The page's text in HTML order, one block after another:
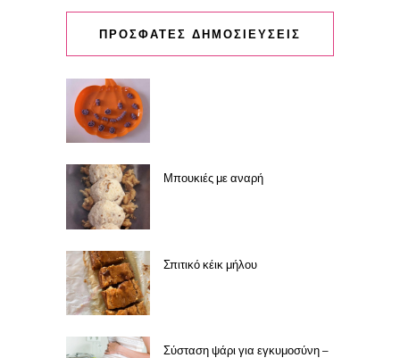
ΠΡΟΣΦΑΤΕΣ ΔΗΜΟΣΙΕΥΣΕΙΣ
Μπουκιές με αναρή
Σπιτικό κέικ μήλου
Σύσταση ψάρι για εγκυμοσύνη –